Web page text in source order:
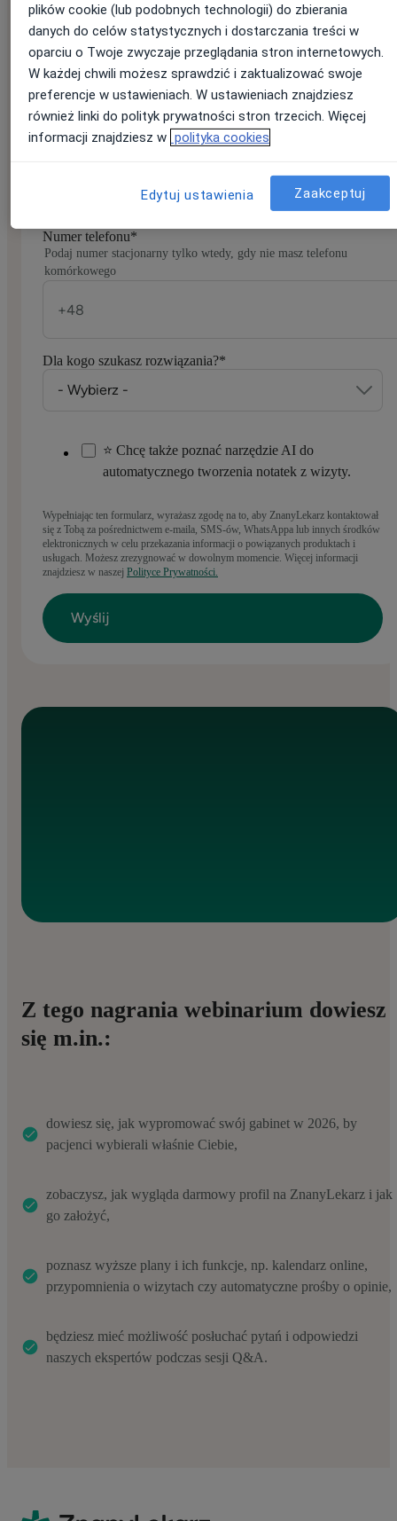
Nazwisko
E-mail*
Jeśli masz konto na ZnanyLekarz, podaj e-mail, którym się
logujesz
Numer telefonu*
Podaj numer stacjonarny tylko wtedy, gdy nie masz telefonu
komórkowego
Dla kogo szukasz rozwiązania?*
⭐ Chcę także poznać narzędzie AI do
automatycznego tworzenia notatek z wizyty.
Wypełniając ten formularz, wyrażasz zgodę na to, aby ZnanyLekarz kontaktował
się z Tobą za pośrednictwem e-maila, SMS-ów, WhatsAppa lub innych środków
elektronicznych w celu przekazania informacji o powiązanych produktach i
usługach. Możesz zrezygnować w dowolnym momencie. Więcej informacji
znajdziesz w naszej Polityce Prywatności.
Z tego nagrania webinarium dowiesz
się m.in.:
dowiesz się, jak wypromować swój gabinet w 2026, by
pacjenci wybierali właśnie Ciebie,
zobaczysz, jak wygląda darmowy profil na ZnanyLekarz i jak
go założyć,
poznasz wyższe plany i ich funkcje, np. kalendarz online,
przypomnienia o wizytach czy automatyczne prośby o opinie,
będziesz mieć możliwość posłuchać pytań i odpowiedzi
naszych ekspertów podczas sesji Q&A.
plików cookie (lub podobnych technologii) do zbierania
danych do celów statystycznych i dostarczania treści w
oparciu o Twoje zwyczaje przeglądania stron internetowych.
W każdej chwili możesz sprawdzić i zaktualizować swoje
preferencje w ustawieniach. W ustawieniach znajdziesz
również linki do polityk prywatności stron trzecich. Więcej
informacji znajdziesz w polityka cookies
Edytuj ustawienia Zaakceptuj